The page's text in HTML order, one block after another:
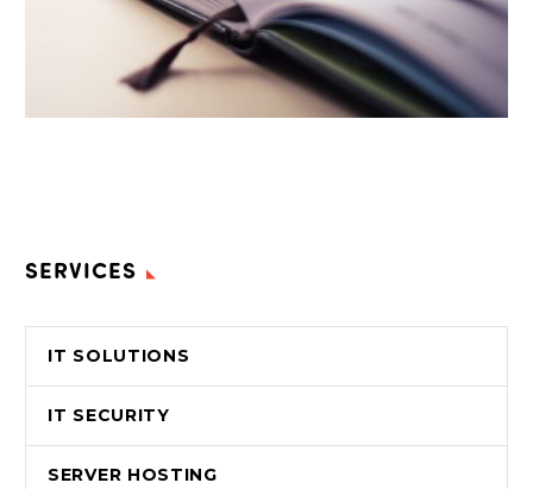
SERVICES
IT SOLUTIONS
IT SECURITY
SERVER HOSTING